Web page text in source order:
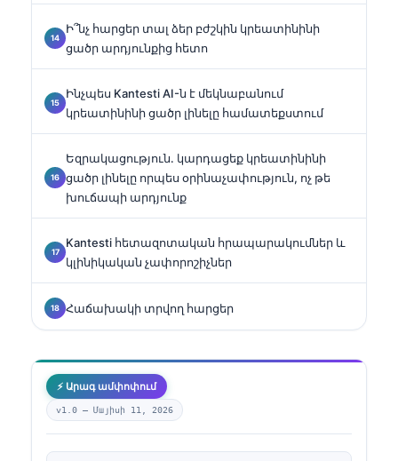
Ի՞նչ հարցեր տալ ձեր բժշկին կրեատինինի
ցածր արդյունքից հետո
Ինչպես Kantesti AI-ն է մեկնաբանում
կրեատինինի ցածր լինելը համատեքստում
Եզրակացություն․ կարդացեք կրեատինինի
ցածր լինելը որպես օրինաչափություն, ոչ թե
խուճապի արդյունք
Kantesti հետազոտական հրապարակումներ և
կլինիկական չափորոշիչներ
Հաճախակի տրվող հարցեր
⚡ Արագ ամփոփում
v1.0 — Մայիսի 11, 2026